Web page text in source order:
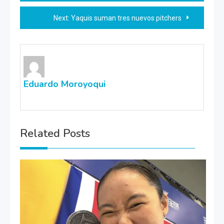
de
entradas
Next: Yaquis suman tres nuevos pitchers
Eduardo Moroyoqui
Related Posts